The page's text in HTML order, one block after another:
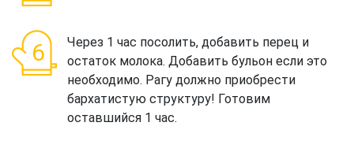
Через 1 час посолить, добавить перец и
остаток молока. Добавить бульон если это
необходимо. Рагу должно приобрести
бархатистую структуру! Готовим
оставшийся 1 час.